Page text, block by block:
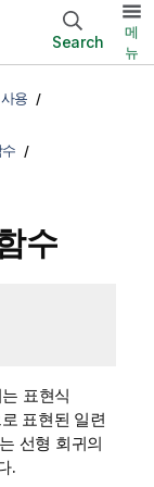
Search
메
뉴
용
수
표현식
표현된 일련
선형 회귀의
.